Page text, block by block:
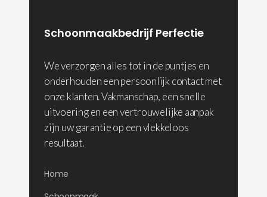
Schoonmaakbedrijf Perfectie
We verzorgen alles tot in de puntjes en
onderhouden een persoonlijk contact met
onze klanten. Vakmanschap, een snelle
uitvoering en een vertrouwelijke aanpak
zijn uw garantie op een vlekkeloos
resultaat.
Home